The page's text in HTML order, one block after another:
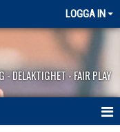
LOGGA IN
- DELAKTIGHET - FAIR PLAY